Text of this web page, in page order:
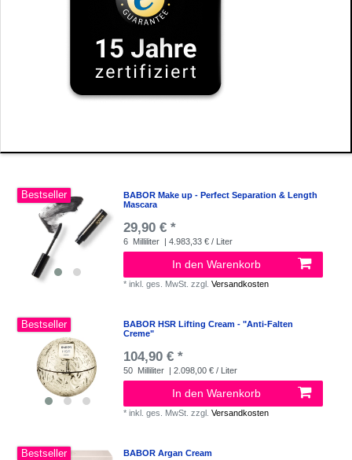
Bestseller
BABOR Make up - Perfect Separation & Length
Mascara
29,90 € *
6 Milliliter | 4.983,33 € / Liter
In den Warenkorb
*inkl. ges. MwSt. zzgl.Versandkosten
Bestseller
BABOR HSR Lifting Cream - "Anti-Falten
Creme"
104,90 € *
50 Milliliter | 2.098,00 € / Liter
In den Warenkorb
*inkl. ges. MwSt. zzgl.Versandkosten
Bestseller BABOR Argan Cream